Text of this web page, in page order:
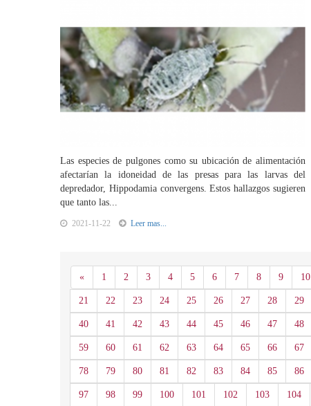
Las especies de pulgones como su ubicación de alimentación
afectarían la idoneidad de las presas para las larvas del
depredador, Hippodamia convergens. Estos hallazgos sugieren
que tanto las...
2021-11-22 Leer mas...
«Anterior
1 2 3 4 5 6 7 8 9 10
21 22 23 24 25 26 27 28 29
40 41 42 43 44 45 46 47 48
59 60 61 62 63 64 65 66 67
78 79 80 81 82 83 84 85 86
97 98 99 100 101 102 103 104